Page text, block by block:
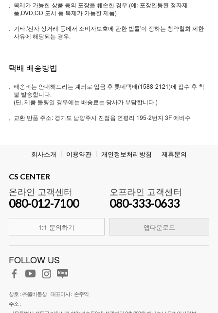
복제가 가능한 상품 등의 포장을 훼손한 경우.(예: 포장인등된 정자제
품,DVD,CD 도서 등 복제가 가능한 제품)
기타,'전자 상거래 등에서 소비자보호에 관한 법률'이 정하는 청약철회 제한
사유에 해당되는 경우.
택배 배송방법
배송비는 안내해드리는 계좌로 입금 후 롯데택배(1588-2121)에 접수 후 착
불 발송합니다.
(단, 제품 불량일 경우에는 배송료는 당사가 부담합니다.)
교환 반품 주소: 경기도 남양주시 진접읍 연평리 195-2번지 3F 에비수
회사소개 이용약관 개인정보처리방침 제휴문의
CS CENTER
온라인 고객센터
080-012-7100
1:1 문의하기
오프라인 고객센터
080-333-0633
앱다운로드
FOLLOW US
상호 : ㈜월비통상 대표이사 : 손주익
주소 :